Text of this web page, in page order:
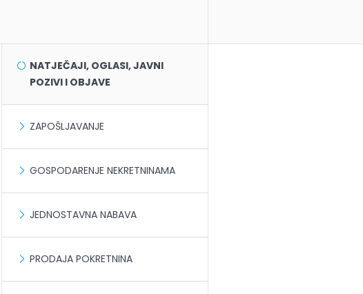
NATJEČAJI, OGLASI, JAVNI
POZIVI I OBJAVE
ZAPOŠLJAVANJE
GOSPODARENJE NEKRETNINAMA
JEDNOSTAVNA NABAVA
PRODAJA POKRETNINA